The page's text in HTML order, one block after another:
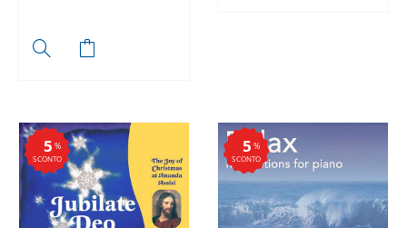
%
SCONTO
5 %
SCONTO
5